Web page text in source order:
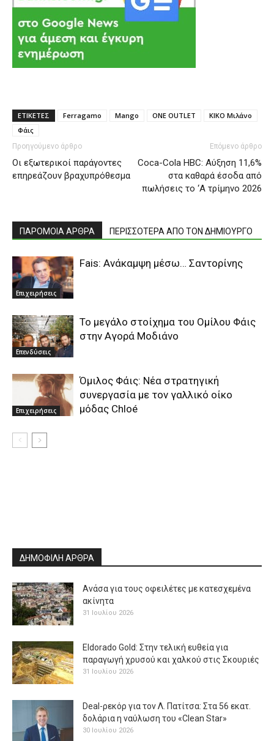
ΕΤΙΚΕΤΕΣ Ferragamo Mango ONE OUTLET
ΚΙΚΟ Μιλάνο
Φάις
Προηγούμενο άρθρο
Οι εξωτερικοί παράγοντες
επηρεάζουν βραχυπρόθεσμα
Επόμενο άρθρο
Coca-Cola HBC: Αύξηση 11,6%
στα καθαρά έσοδα από
πωλήσεις το ‘A τρίμηνο 2026
ΠΑΡΟΜΟΙΑ ΑΡΘΡΑ ΠΕΡΙΣΣΟΤΕΡΑ ΑΠΟ ΤΟΝ ΔΗΜΙΟΥΡΓΟ
Επιχειρήσεις
Fais: Ανάκαμψη μέσω… Σαντορίνης
Επενδύσεις
Το μεγάλο στοίχημα του Ομίλου Φάις
στην Αγορά Μοδιάνο
Επιχειρήσεις
Όμιλος Φάις: Νέα στρατηγική
συνεργασία με τον γαλλικό οίκο
μόδας Chloé
ΔΗΜΟΦΙΛΗ ΑΡΘΡΑ
Ανάσα για τους οφειλέτες με κατεσχεμένα
ακίνητα
31 Ιουλίου 2026
Eldorado Gold: Στην τελική ευθεία για
παραγωγή χρυσού και χαλκού στις Σκουριές
31 Ιουλίου 2026
Deal-ρεκόρ για τον Λ. Πατίτσα: Στα 56 εκατ.
δολάρια η ναύλωση του «Clean Star»
30 Ιουλίου 2026